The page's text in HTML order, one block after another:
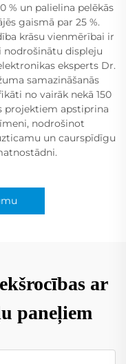
% un palielina pelēkās
gaismā par 25 %.
krāsu vienmērībai ir
nodrošinātu displeju
eksperts Dr.
samazināšanās
no vairāk nekā 150
projektiem apstiprina
nodrošinot
un caurspīdīgu
ar
paneļiem